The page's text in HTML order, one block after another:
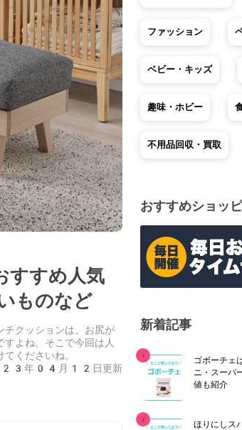
すすめ人気
ものなど
チクッションは、お尻が
よね。そこで今回は人
くださいね。
年04月12日更新
ファッション
ベビー・キッズ
趣味・ホビー
不用品回収・買取
おすすめショッ
新着記事
ゴボーチェ
ニ・スーパ
値も紹介
ほりにしス